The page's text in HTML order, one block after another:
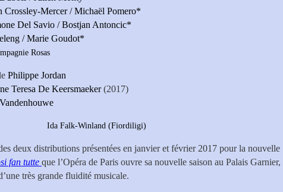
Crossley-Mercer / Michaël Pomero*
Del Savio / Bostjan Antoncic*
/ Marie Goudot*
Rosas
Philippe Jordan
Teresa De Keersmaeker(2017)
Winland (Fiordiligi)
deux distributions présentées en janvier et février 2017 pour la nouvelle
fan tutte que l’Opéra de Paris ouvre sa nouvelle saison au Palais Garnier,
très grande fluidité musicale.